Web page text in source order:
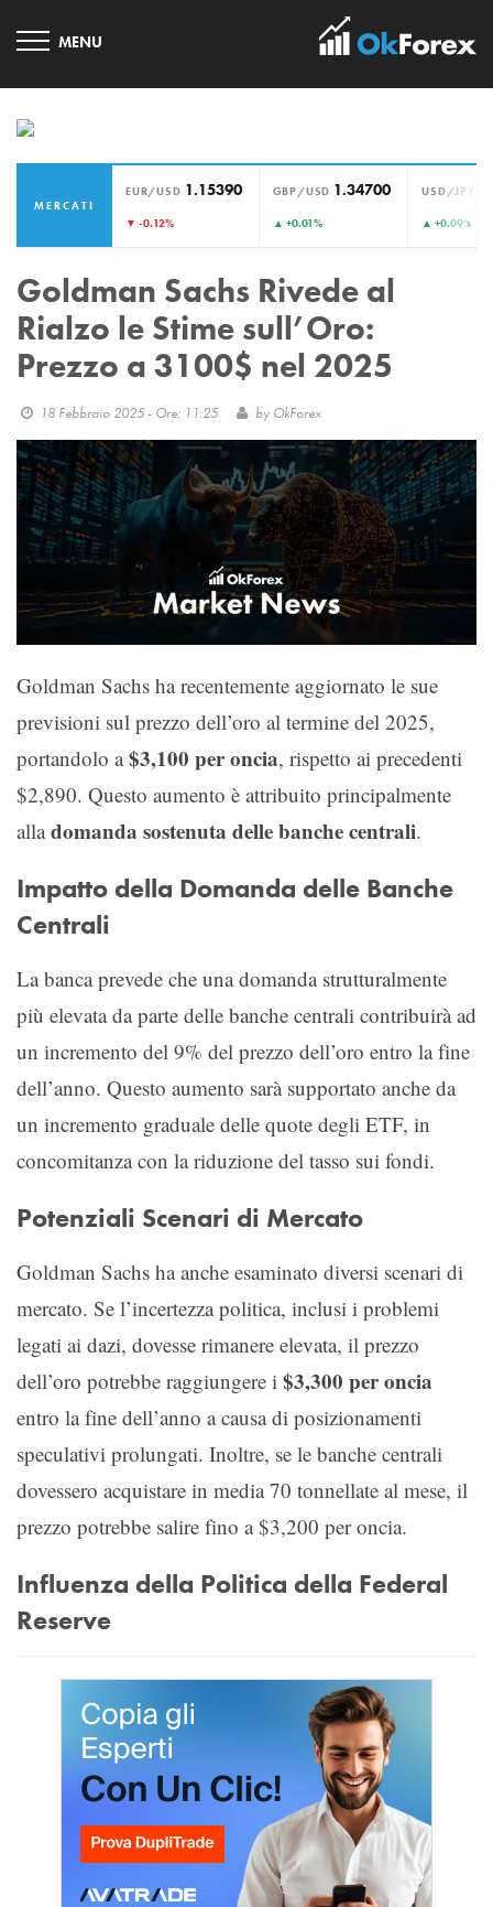
MERCATI
EUR/USD 1.15390
▼ -0.12%
GBP/USD 1.34700
▲ +0.01%
USD/JPY
▲ +0.09%›
Goldman Sachs Rivede al
Rialzo le Stime sull’Oro:
Prezzo a 3100$ nel 2025
18 Febbraio 2025 - Ore: 11:25 by OkForex
Goldman Sachs ha recentemente aggiornato le sue
previsioni sul prezzo dell’oro al termine del 2025,
portandolo a$3,100 per oncia, rispetto ai precedenti
$2,890. Questo aumento è attribuito principalmente
alladomanda sostenuta delle banche centrali.
Impatto della Domanda delle Banche
Centrali
La banca prevede che una domanda strutturalmente
più elevata da parte delle banche centrali contribuirà ad
un incremento del 9% del prezzo dell’oro entro la fine
dell’anno. Questo aumento sarà supportato anche da
un incremento graduale delle quote degli ETF, in
concomitanza con la riduzione del tasso sui fondi.
Potenziali Scenari di Mercato
Goldman Sachs ha anche esaminato diversi scenari di
mercato. Se l’incertezza politica, inclusi i problemi
legati ai dazi, dovesse rimanere elevata, il prezzo
dell’oro potrebbe raggiungere i $3,300 per oncia
entro la fine dell’anno a causa di posizionamenti
speculativi prolungati. Inoltre, se le banche centrali
dovessero acquistare in media 70 tonnellate al mese, il
prezzo potrebbe salire fino a $3,200 per oncia.
Influenza della Politica della Federal
Reserve